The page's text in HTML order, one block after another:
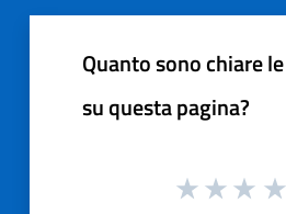
Quanto sono chiare
su questa pagina?